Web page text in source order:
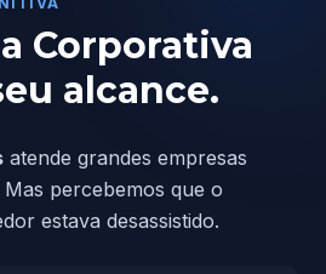
Corporativa
alcance.
atende grandes empresas
percebemos que o
estava desassistido.